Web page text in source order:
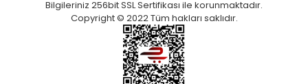
Bilgileriniz 256bit SSL Sertifikası ile korunmaktadır.
Copyright © 2022 Tüm hakları saklıdır.